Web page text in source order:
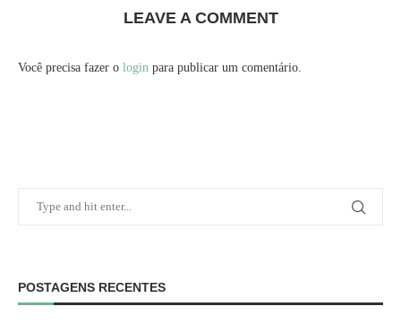
LEAVE A COMMENT
Você precisa fazer o login para publicar um comentário.
POSTAGENS RECENTES